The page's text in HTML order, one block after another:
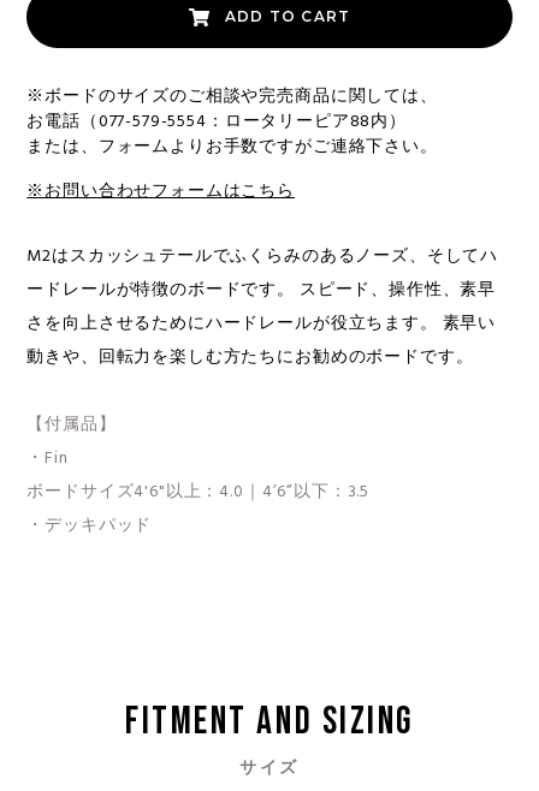
ADD TO CART
※ボードのサイズのご相談や完売商品に関しては、
お電話（077-579-5554：ロータリーピア88内）
または、フォームよりお手数ですがご連絡下さい。
※お問い合わせフォームはこちら
M2はスカッシュテールでふくらみのあるノーズ、そしてハ
ードレールが特徴のボードです。 スピード、操作性、素早
さを向上させるためにハードレールが役立ちます。 素早い
動きや、回転力を楽しむ方たちにお勧めのボードです。
【付属品】
・Fin
ボードサイズ4'6"以上：4.0｜4’6”以下：3.5
・デッキパッド
FITMENT AND SIZING
サイズ